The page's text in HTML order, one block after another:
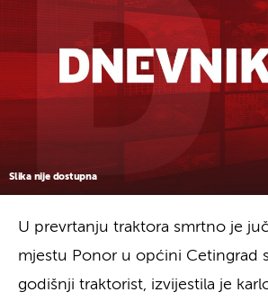
Slika nije dostupna
U prevrtanju traktora smrtno je
mjestu Ponor u općini Cetingrad
godišnji traktorist, izvijestila je